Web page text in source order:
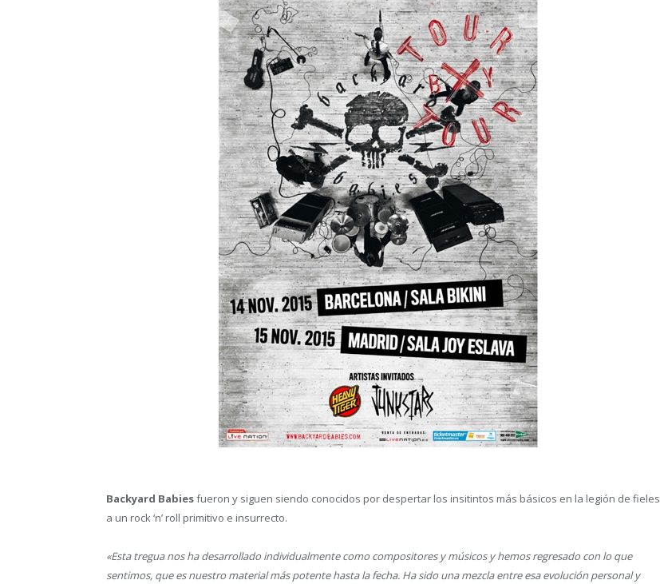
Backyard Babiesfueron y siguen siendo conocidos por despertar los insitintos más básicos en la legión de fieles
a un rock ‘n’ roll primitivo e insurrecto.
«Esta tregua nos ha desarrollado individualmente como compositores y músicos y hemos regresado con lo que
sentimos, que es nuestro material más potente hasta la fecha. Ha sido una mezcla entre esa evolución personal y